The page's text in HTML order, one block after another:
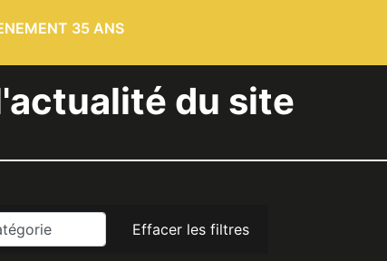
35 ANS
du site
Effacer les filtres